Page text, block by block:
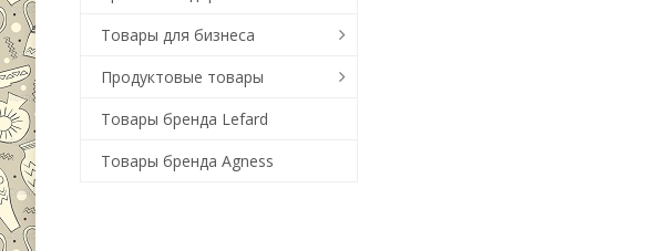
Товары для бизнеса
Продуктовые товары
Товары бренда Lefard
Товары бренда Agness